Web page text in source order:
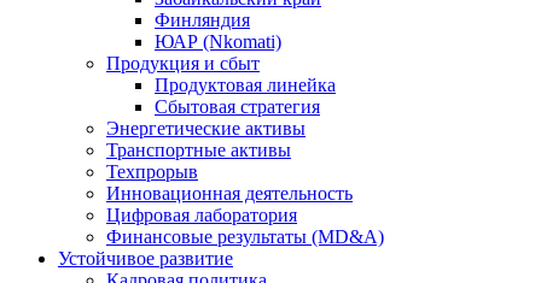
Финляндия
ЮАР (Nkomati)
Продукция и сбыт
Продуктовая линейка
Сбытовая стратегия
Энергетические активы
Транспортные активы
Техпрорыв
Инновационная деятельность
Цифровая лаборатория
Финансовые результаты (MD&A)
Устойчивое развитие